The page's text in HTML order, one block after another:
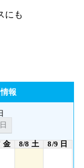
にも
報
金 8/8 土 8/9 日